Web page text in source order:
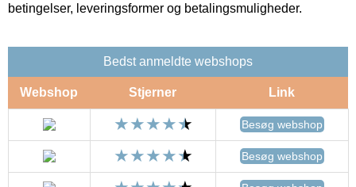
betingelser, leveringsformer og betalingsmuligheder.
Bedst anmeldte webshops
Webshop Stjerner Link
Besøg webshop
Besøg webshop